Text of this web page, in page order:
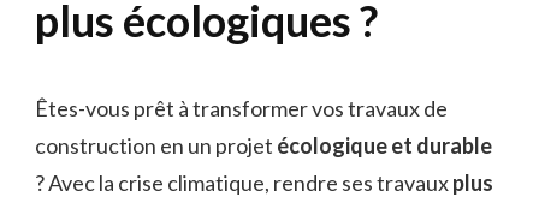
plus écologiques ?
Êtes-vous prêt à transformer vos travaux de
construction en un projet écologique et durable
? Avec la crise climatique, rendre ses travauxplus